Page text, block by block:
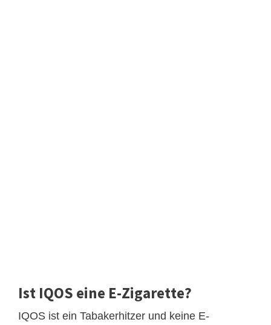
Ist IQOS eine E-Zigarette?
IQOS ist ein Tabakerhitzer und keine E-